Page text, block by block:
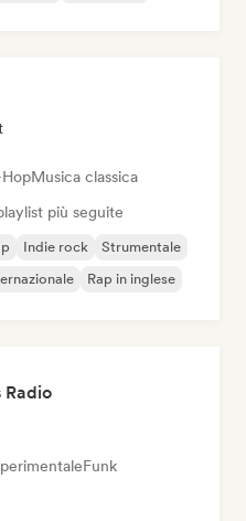
Musica classica
più seguite
Indie rock
Strumentale
Rap in inglese
Radio
Funk